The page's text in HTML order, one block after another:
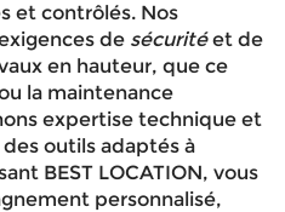
et contrôlés. Nos
de sécuritéet de
en hauteur, que ce
la maintenance
expertise technique et
outils adaptés à
BEST LOCATION, vous
personnalisé,